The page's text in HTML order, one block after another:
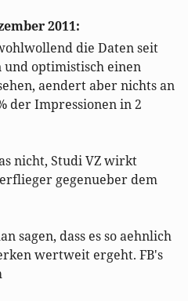
2011:
die Daten seit
und optimistisch einen
aendert aber nichts an
der Impressionen in 2
nicht, Studi VZ wirkt
gegenueber dem
sagen, dass es so aehnlich
wertweit ergeht. FB's